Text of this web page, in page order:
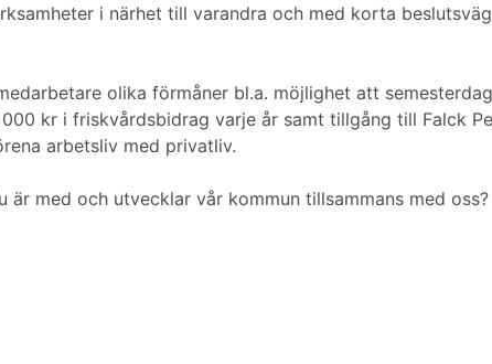
i närhet till varandra och med korta
olika förmåner bl.a. möjlighet att
kr i friskvårdsbidrag varje år samt tillgång till Falck
arbetsliv med privatliv.
med och utvecklar vår kommun tillsammans med oss?